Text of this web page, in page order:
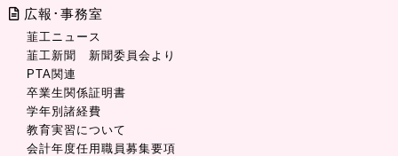
広報･事務室
韮工ニュース
韮工新聞 新聞委員会より
PTA関連
卒業生関係証明書
学年別諸経費
教育実習について
会計年度任用職員募集要項